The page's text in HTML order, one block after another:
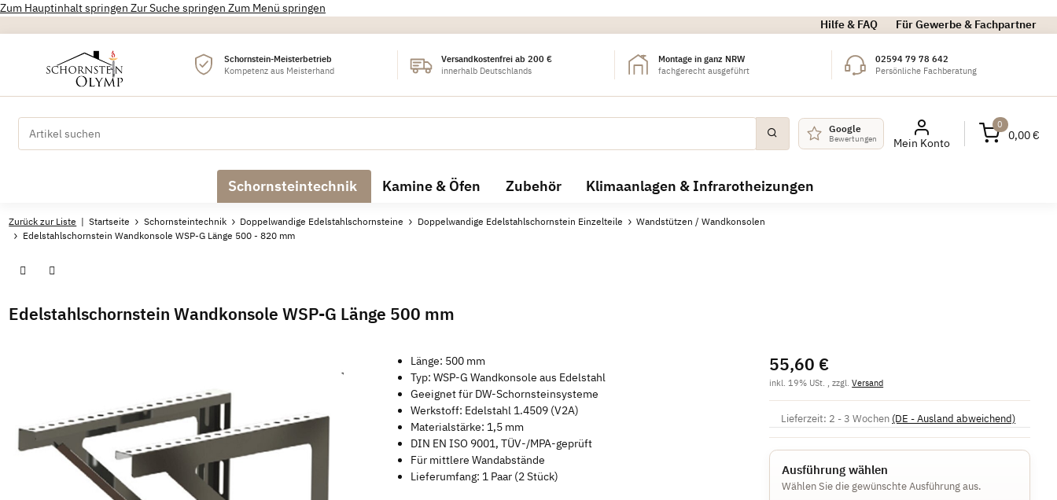
Zum Hauptinhalt springen Zur Suche springen Zum Menü springen
Hilfe & FAQ Für Gewerbe & Fachpartner
Schornstein-Meisterbetrieb
Kompetenz aus Meisterhand
Versandkostenfrei ab 200 €
innerhalb Deutschlands
Montage in ganz NRW
fachgerecht ausgeführt
02594 79 78 642
Persönliche Fachberatung
Google
Bewertungen Mein Konto
0
0,00 €
Schornsteintechnik Kamine & Öfen Zubehör Klimaanlagen & Infrarotheizungen
Zurück zur Liste Startseite Schornsteintechnik Doppelwandige Edelstahlschornsteine Doppelwandige Edelstahlschornstein Einzelteile
Wandstützen / Wandkonsolen
Edelstahlschornstein Wandkonsole WSP-G Länge 500 - 820 mm
Edelstahlschornstein Wandkonsole WSP-G Länge 500 mm
Länge: 500 mm
Typ: WSP-G Wandkonsole aus Edelstahl
Geeignet für DW-Schornsteinsysteme
Werkstoff: Edelstahl 1.4509 (V2A)
Materialstärke: 1,5 mm
DIN EN ISO 9001, TÜV-/MPA-geprüft
Für mittlere Wandabstände
Lieferumfang: 1 Paar (2 Stück)
55,60 €
inkl. 19% USt. , zzgl.Versand
Lieferzeit: 2 - 3 Wochen (DE - Ausland abweichend)
Ausführung wählen
Wählen Sie die gewünschte Ausführung aus.